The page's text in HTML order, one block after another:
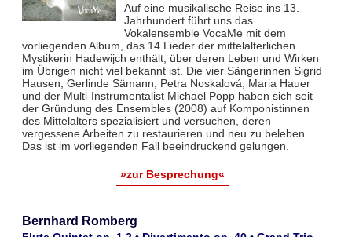
Auf eine musikalische Reise ins 13.
Jahrhundert führt uns das
Vokalensemble VocaMe mit dem
vorliegenden Album, das 14 Lieder der mittelalterlichen
Mystikerin Hadewijch enthält, über deren Leben und Wirken
im Übrigen nicht viel bekannt ist. Die vier Sängerinnen Sigrid
Hausen, Gerlinde Sämann, Petra Noskalová, Maria Hauer
und der Multi-Instrumentalist Michael Popp haben sich seit
der Gründung des Ensembles (2008) auf Komponistinnen
des Mittelalters spezialisiert und versuchen, deren
vergessene Arbeiten zu restaurieren und neu zu beleben.
Das ist im vorliegenden Fall beeindruckend gelungen.
»zur Besprechung«
Bernhard Romberg